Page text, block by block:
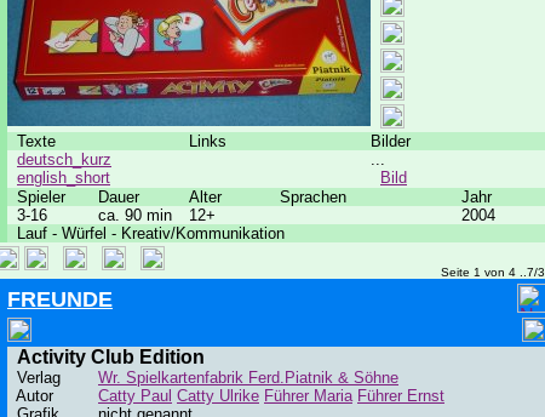
Texte Links
Bilder
deutsch_kurz
english_short
...
Bild
Spieler
Dauer Alter Sprachen
Jahr
3-16
ca. 90 min 12+
2004
Lauf - Würfel - Kreativ/Kommunikation
Seite 1 von 4 ..7/
FREUNDE
Activity Club Edition
Verlag
Wr. Spielkartenfabrik Ferd.Piatnik & Söhne
Autor
Catty Paul Catty Ulrike Führer Maria Führer Ernst